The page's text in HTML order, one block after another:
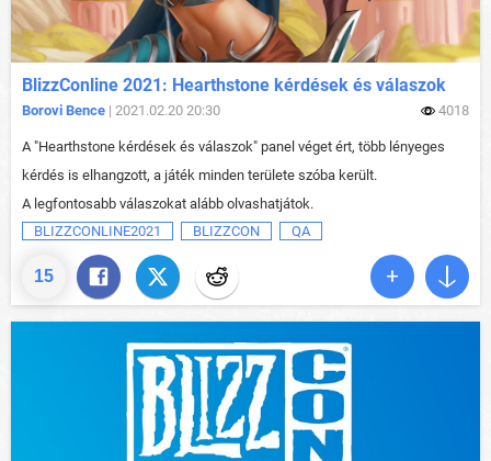
15
BlizzConline 2021: Hearthstone kérdések és válaszok
Borovi Bence | 2021.02.20 20:30 4018
A "Hearthstone kérdések és válaszok" panel véget ért, több lényeges
kérdés is elhangzott, a játék minden területe szóba került.
A legfontosabb válaszokat alább olvashatjátok.
BLIZZCONLINE2021
BLIZZCON QA